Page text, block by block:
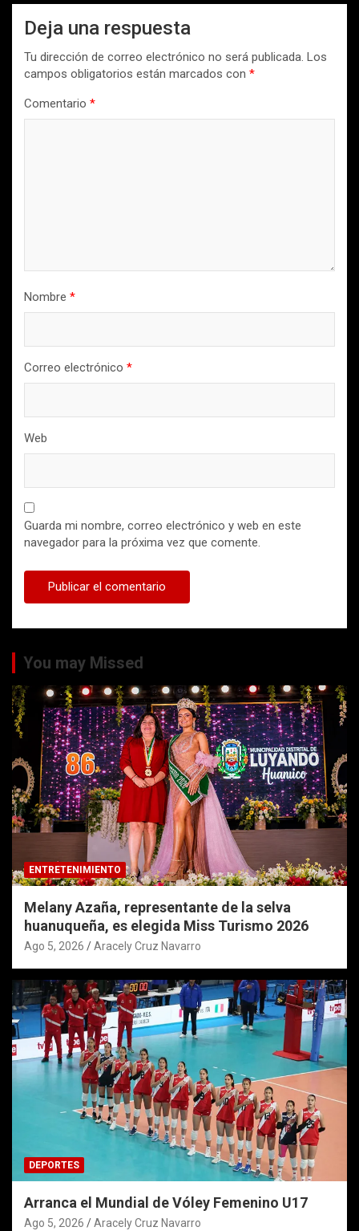
Deja una respuesta
Tu dirección de correo electrónico no será publicada. Los
campos obligatorios están marcados con *
Comentario *
Nombre *
Correo electrónico *
Web
Guarda mi nombre, correo electrónico y web en este
navegador para la próxima vez que comente.
You may Missed
ENTRETENIMIENTO
Melany Azaña, representante de la selva
huanuqueña, es elegida Miss Turismo 2026
Ago 5, 2026 Aracely Cruz Navarro
DEPORTES
Arranca el Mundial de Vóley Femenino U17
Ago 5, 2026 Aracely Cruz Navarro